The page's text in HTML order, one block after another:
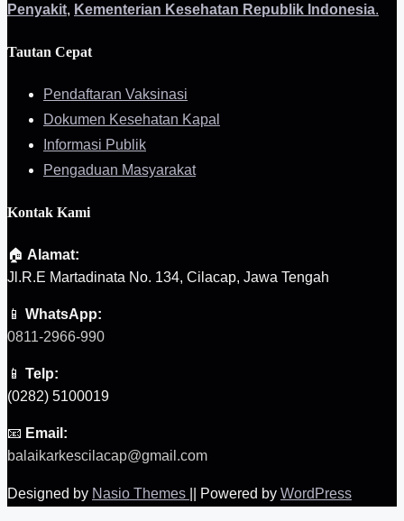
Penyakit, Kementerian Kesehatan Republik Indonesia.
Tautan Cepat
Pendaftaran Vaksinasi
Dokumen Kesehatan Kapal
Informasi Publik
Pengaduan Masyarakat
Kontak Kami
🏠 Alamat:
Jl.R.E Martadinata No. 134, Cilacap, Jawa Tengah
📱 WhatsApp:
0811-2966-990
📱 Telp:
(0282) 5100019
📧 Email:
balaikarkescilacap@gmail.com
Designed by Nasio Themes Powered by WordPress